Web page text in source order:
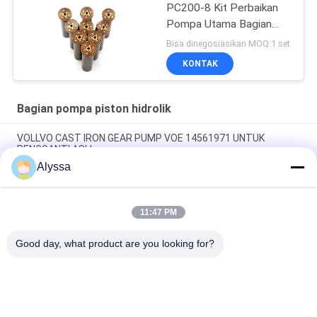
PC200-8 Kit Perbaikan
Pompa Utama Bagian
Pompa Hidraulik Pompa
Piston Layanan
Perbaikan Pemeliharaan
Bisa dinegosiasikan MOQ:1 set
KONTAK
Bagian pompa piston hidrolik
VOLLVO CAST IRON GEAR PUMP VOE 14561971 UNTUK
PENGGANTI ASLI
VOLLVO CAST IRON GEAR PUMP VOE 14537295 UNTUK
PENGGANTI ASLI
VOLLVO CAST IRON GEAR PUMP VOE 14782798 UNTUK
Alyssa
11:47 PM
Good day, what product are you looking for?